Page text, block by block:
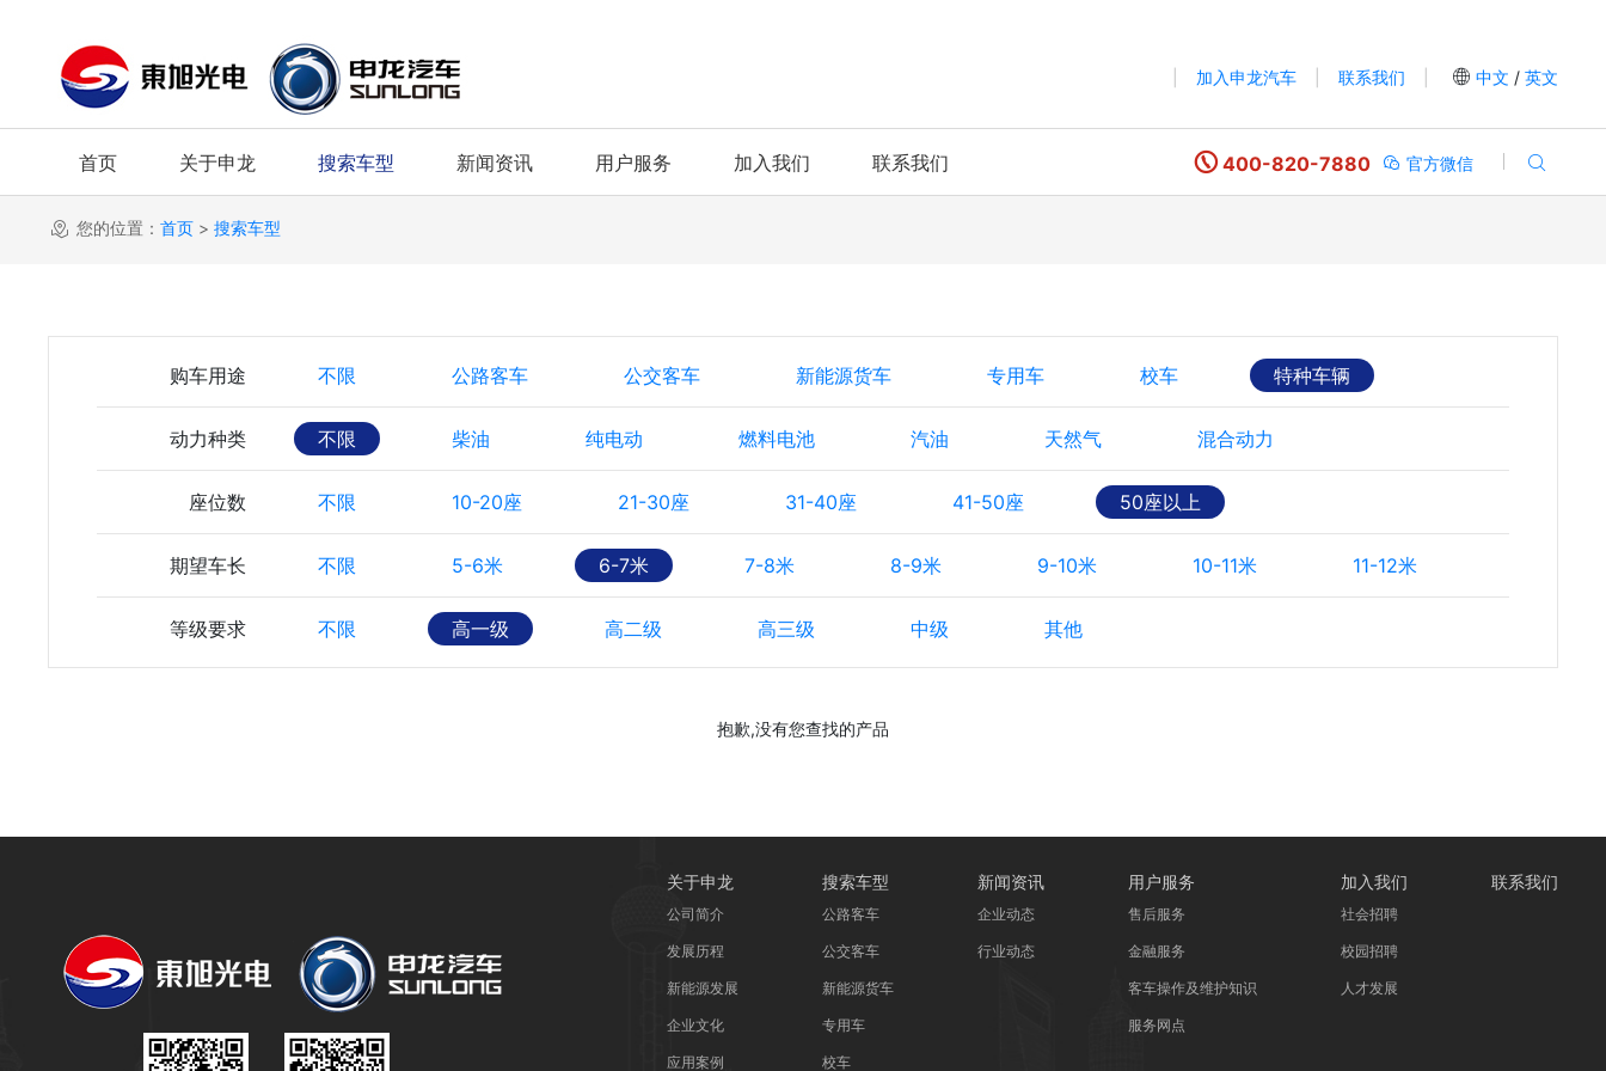
加入申龙汽车 联系我们 中文 / 英文
首页 关于申龙 搜索车型 新闻资讯 用户服务 加入我们 联系我们 400-820-7880 官方微信
您的位置： 首页 > 搜索车型
购车用途 不限 公路客车 公交客车 新能源货车 专用车 校车 特种车辆
动力种类 不限 柴油 纯电动 燃料电池 汽油 天然气 混合动力
座位数 不限 10-20座 21-30座 31-40座 41-50座 50座以上
期望车长 不限 5-6米 6-7米 7-8米 8-9米 9-10米 10-11米 11-12米
等级要求 不限 高一级 高二级 高三级 中级 其他
抱歉,没有您查找的产品
关于申龙
公司简介
发展历程
新能源发展
企业文化
应用案例
搜索车型
公路客车
公交客车
新能源货车
专用车
校车
新闻资讯
企业动态
行业动态
用户服务
售后服务
金融服务
客车操作及维护知识
服务网点
加入我们
社会招聘
校园招聘
人才发展
联系我们